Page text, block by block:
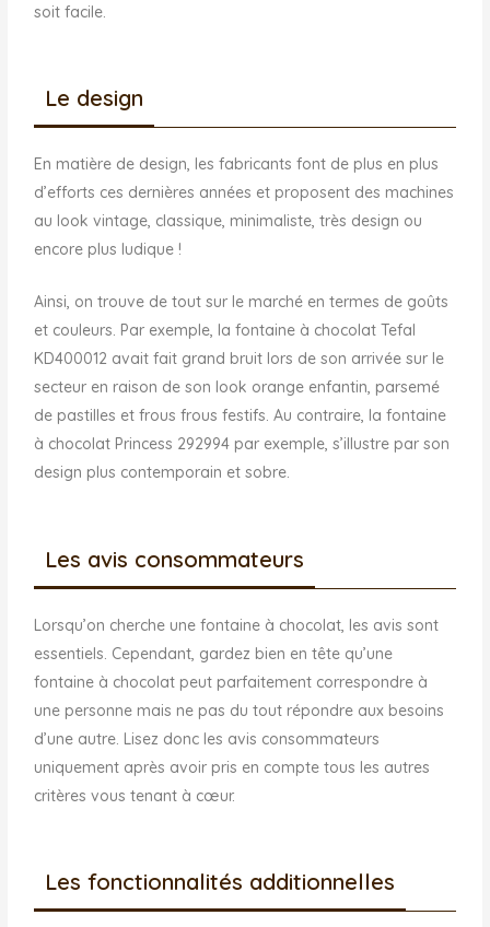
soit facile.
Le design
En matière de design, les fabricants font de plus en plus
d’efforts ces dernières années et proposent des machines
au look vintage, classique, minimaliste, très design ou
encore plus ludique !
Ainsi, on trouve de tout sur le marché en termes de goûts
et couleurs. Par exemple, la fontaine à chocolat Tefal
KD400012 avait fait grand bruit lors de son arrivée sur le
secteur en raison de son look orange enfantin, parsemé
de pastilles et frous frous festifs. Au contraire, la fontaine
à chocolat Princess 292994 par exemple, s’illustre par son
design plus contemporain et sobre.
Les avis consommateurs
Lorsqu’on cherche une fontaine à chocolat, les avis sont
essentiels. Cependant, gardez bien en tête qu’une
fontaine à chocolat peut parfaitement correspondre à
une personne mais ne pas du tout répondre aux besoins
d’une autre. Lisez donc les avis consommateurs
uniquement après avoir pris en compte tous les autres
critères vous tenant à cœur.
Les fonctionnalités additionnelles